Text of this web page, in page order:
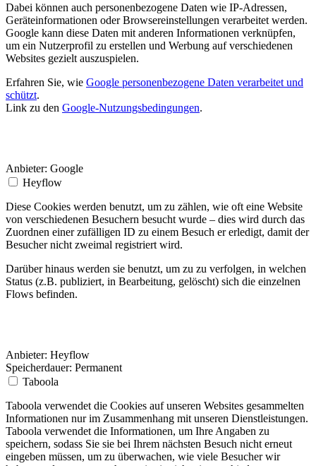
Dabei können auch personenbezogene Daten wie IP-Adressen,
Geräteinformationen oder Browsereinstellungen verarbeitet werden.
Google kann diese Daten mit anderen Informationen verknüpfen,
um ein Nutzerprofil zu erstellen und Werbung auf verschiedenen
Websites gezielt auszuspielen.
Erfahren Sie, wie Google personenbezogene Daten verarbeitet und
schützt.
Link zu den Google-Nutzungsbedingungen.
Anbieter: Google
Heyflow
Diese Cookies werden benutzt, um zu zählen, wie oft eine Website
von verschiedenen Besuchern besucht wurde – dies wird durch das
Zuordnen einer zufälligen ID zu einem Besuch er erledigt, damit der
Besucher nicht zweimal registriert wird.
Darüber hinaus werden sie benutzt, um zu zu verfolgen, in welchen
Status (z.B. publiziert, in Bearbeitung, gelöscht) sich die einzelnen
Flows befinden.
Anbieter: Heyflow
Speicherdauer: Permanent
Taboola
Taboola verwendet die Cookies auf unseren Websites gesammelten
Informationen nur im Zusammenhang mit unseren Dienstleistungen.
Taboola verwendet die Informationen, um Ihre Angaben zu
speichern, sodass Sie sie bei Ihrem nächsten Besuch nicht erneut
eingeben müssen, um zu überwachen, wie viele Besucher wir